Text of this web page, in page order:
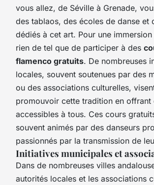
vous allez, de Séville à Grenade,
des tablaos, des écoles de danse et
dédiés à cet art. Pour une
rien de tel que de participer à des
flamenco gratuits. De nombreuses
locales, souvent soutenues par des
ou des associations culturelles,
promouvoir cette tradition en offrant
accessibles à tous. Ces cours
souvent animés par des danseurs
passionnés par la transmission de
Initiatives municipales et
Dans de nombreuses villes
autorités locales et les associations